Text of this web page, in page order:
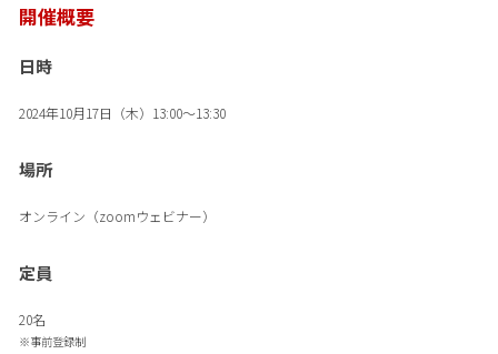
開催概要
日時
2024年10月17日（木）13:00～13:30
場所
オンライン（zoomウェビナー）
定員
20名
※事前登録制